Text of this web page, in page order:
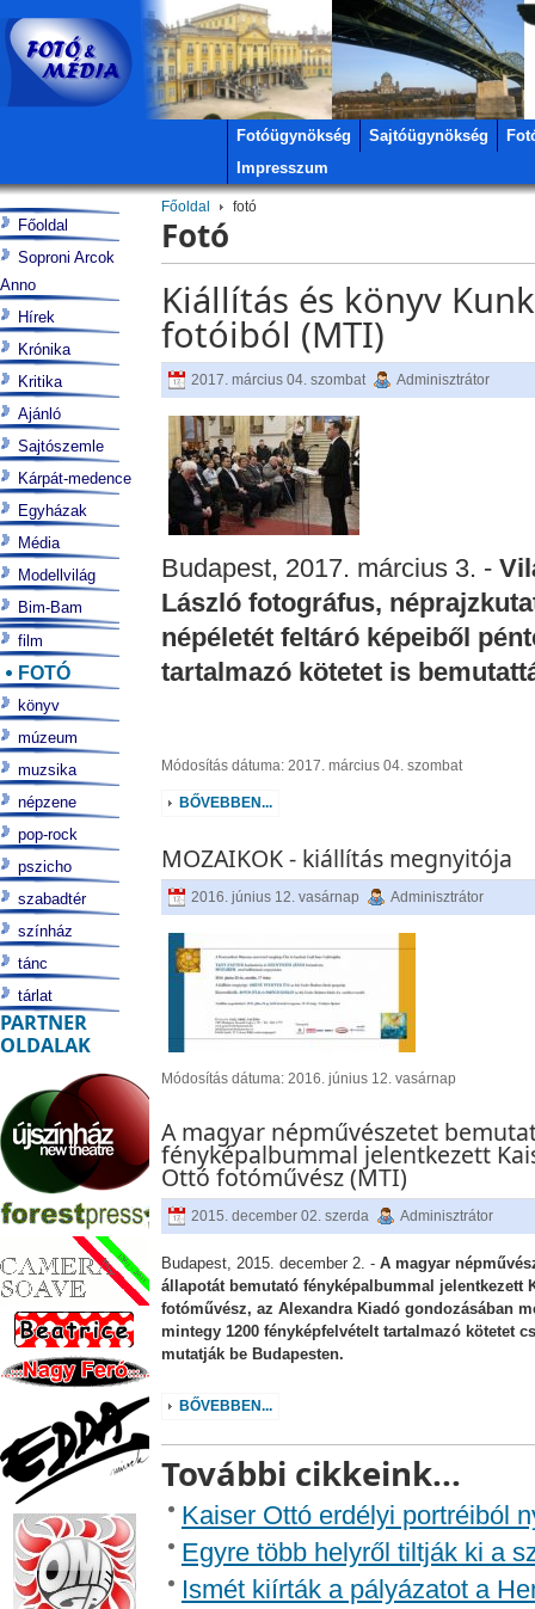
Fotóügynökség Sajtóügynökség
Impresszum
Főoldal fotó
Fotó
Kiállítás és könyv
fotóiból (MTI)
2017. március 04. szombat Adminisztrátor
Budapest, 2017. március 3. -
László fotográfus,
népéletét feltáró képeiből
tartalmazó kötetet is
Módosítás dátuma: 2017. március 04. szombat
BŐVEBBEN...
MOZAIKOK - kiállítás megnyitója
2016. június 12. vasárnap Adminisztrátor
Módosítás dátuma: 2016. június 12. vasárnap
A magyar népművészetet
fényképalbummal jelentkezett
Ottó fotóművész (MTI)
2015. december 02. szerda Adminisztrátor
Budapest, 2015. december 2. - A magyar
állapotát bemutató fényképalbummal jelentkezett
fotóművész, az Alexandra Kiadó gondozásában
mintegy 1200 fényképfelvételt tartalmazó kötetet
mutatják be Budapesten.
BŐVEBBEN...
További cikkeink...
Kaiser Ottó erdélyi portréiból
Egyre több helyről tiltják ki a
Ismét kiírták a pályázatot a
Főoldal
Soproni Arcok
Anno
Hírek
Krónika
Kritika
Ajánló
Sajtószemle
Kárpát-medence
Egyházak
Média
Modellvilág
Bim-Bam
film
FOTÓ
könyv
múzeum
muzsika
népzene
pop-rock
pszicho
szabadtér
színház
tánc
tárlat
PARTNER
OLDALAK